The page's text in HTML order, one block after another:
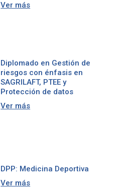
Ver más
Diplomado en Gestión de
riesgos con énfasis en
SAGRILAFT, PTEE y
Protección de datos
Ver más
DPP: Medicina Deportiva
Ver más